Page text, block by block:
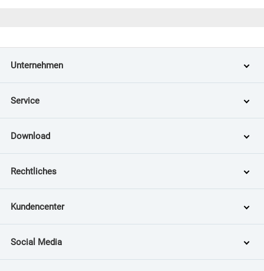
Unternehmen
Service
Download
Rechtliches
Kundencenter
Social Media